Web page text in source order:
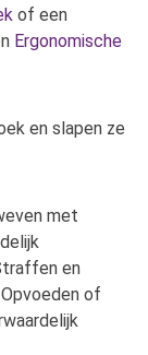
of een
Ergonomische
en slapen ze
met
en
of